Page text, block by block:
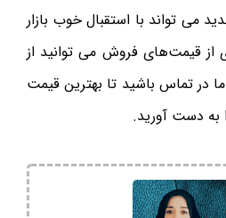
می تواند با استقبال خوب بازار
از قیمت‌های فروش می توانید از
در تماس باشید تا بهترین قیمت
به دست آورید.